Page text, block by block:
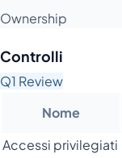
Ownership
Controlli
Q1 Review
Nome
Accessi privilegiati